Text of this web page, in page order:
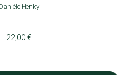
Danièle Henky
22,00 €